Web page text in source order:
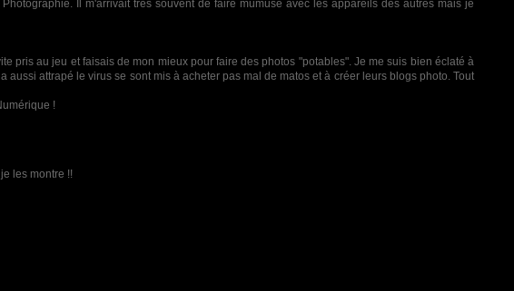
Il m'arrivait très souvent de faire mumuse avec les appareils des autres mais je
pris au jeu et faisais de mon mieux pour faire des photos "potables". Je me suis bien éclaté à
attrapé le virus se sont mis à acheter pas mal de matos et à créer leurs blogs photo. Tout
!
les montre !!